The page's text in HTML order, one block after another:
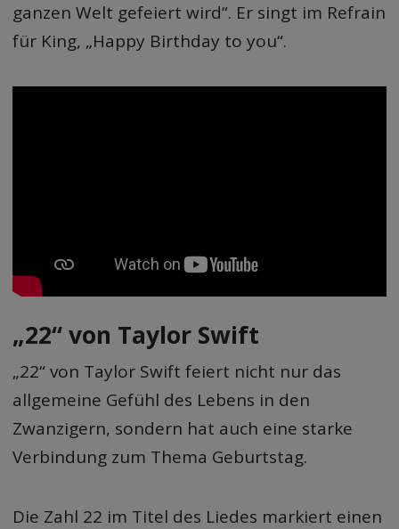
ganzen Welt gefeiert wird“. Er singt im Refrain
für King, „Happy Birthday to you“.
„22“ von Taylor Swift
„22“ von Taylor Swift feiert nicht nur das
allgemeine Gefühl des Lebens in den
Zwanzigern, sondern hat auch eine starke
Verbindung zum Thema Geburtstag.
Die Zahl 22 im Titel des Liedes markiert einen